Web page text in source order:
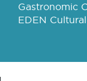
Gastronomic
EDEN